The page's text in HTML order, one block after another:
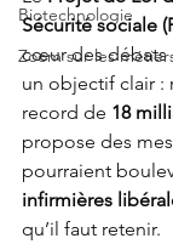
Biotechnologie
Zoom sur les
Sécurité sociale
cœur des débats
un objectif clair :
record de 18
propose des
pourraient
infirmières
qu’il faut retenir.